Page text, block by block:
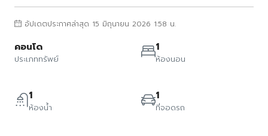
อัปเดตประกาศล่าสุด 15 มิถุนายน 2026 1:58 น.
คอนโด
ประเภททรัพย์
1
ห้องนอน
1
ห้องน้ำ
1
ที่จอดรถ